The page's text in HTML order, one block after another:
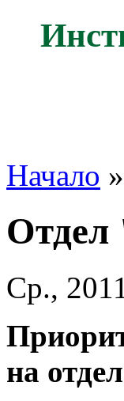
Начало »
Отдел
Ср.,
на